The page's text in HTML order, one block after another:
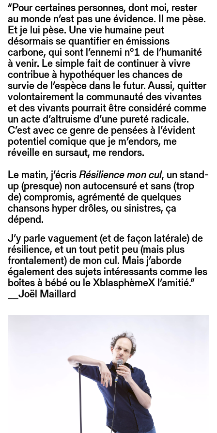
“Pour certaines personnes, dont moi, rester
au monde n’est pas une évidence. Il me pèse.
Et je lui pèse. Une vie humaine peut
désormais se quantifier en émissions
carbone, qui sont l’ennemi n°1 de l’humanité
à venir. Le simple fait de continuer à vivre
contribue à hypothéquer les chances de
survie de l’espèce dans le futur. Aussi, quitter
volontairement la communauté des vivantes
et des vivants pourrait être considéré comme
un acte d’altruisme d’une pureté radicale.
C’est avec ce genre de pensées à l’évident
potentiel comique que je m’endors, me
réveille en sursaut, me rendors.
Le matin, j’écrisRésilience mon cul, un stand-
up (presque) non autocensuré et sans (trop
de) compromis, agrémenté de quelques
chansons hyper drôles, ou sinistres, ça
dépend.
J’y parle vaguement (et de façon latérale) de
résilience, et un tout petit peu (mais plus
frontalement) de mon cul. Mais j’aborde
également des sujets intéressants comme les
boîtes à bébé ou le XblasphèmeX l’amitié.”
__Joël Maillard